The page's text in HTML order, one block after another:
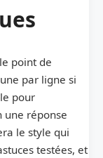
point de
par ligne si
pour
une réponse
le style qui
testées, et